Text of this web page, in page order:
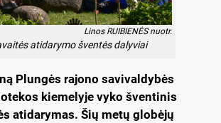
Linos RUIBIENĖS nuotr.
atidarymo šventės dalyviai
Plungės rajono savivaldybės
kiemelyje vyko šventinis
atidarymas. Šių metų globėjų